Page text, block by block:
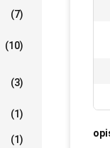
(7)
(10)
(3)
(1)
(1)